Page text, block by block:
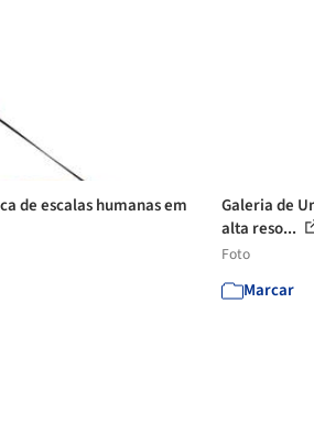
de escalas humanas em
Galeria de
alta reso...
Foto
Marcar